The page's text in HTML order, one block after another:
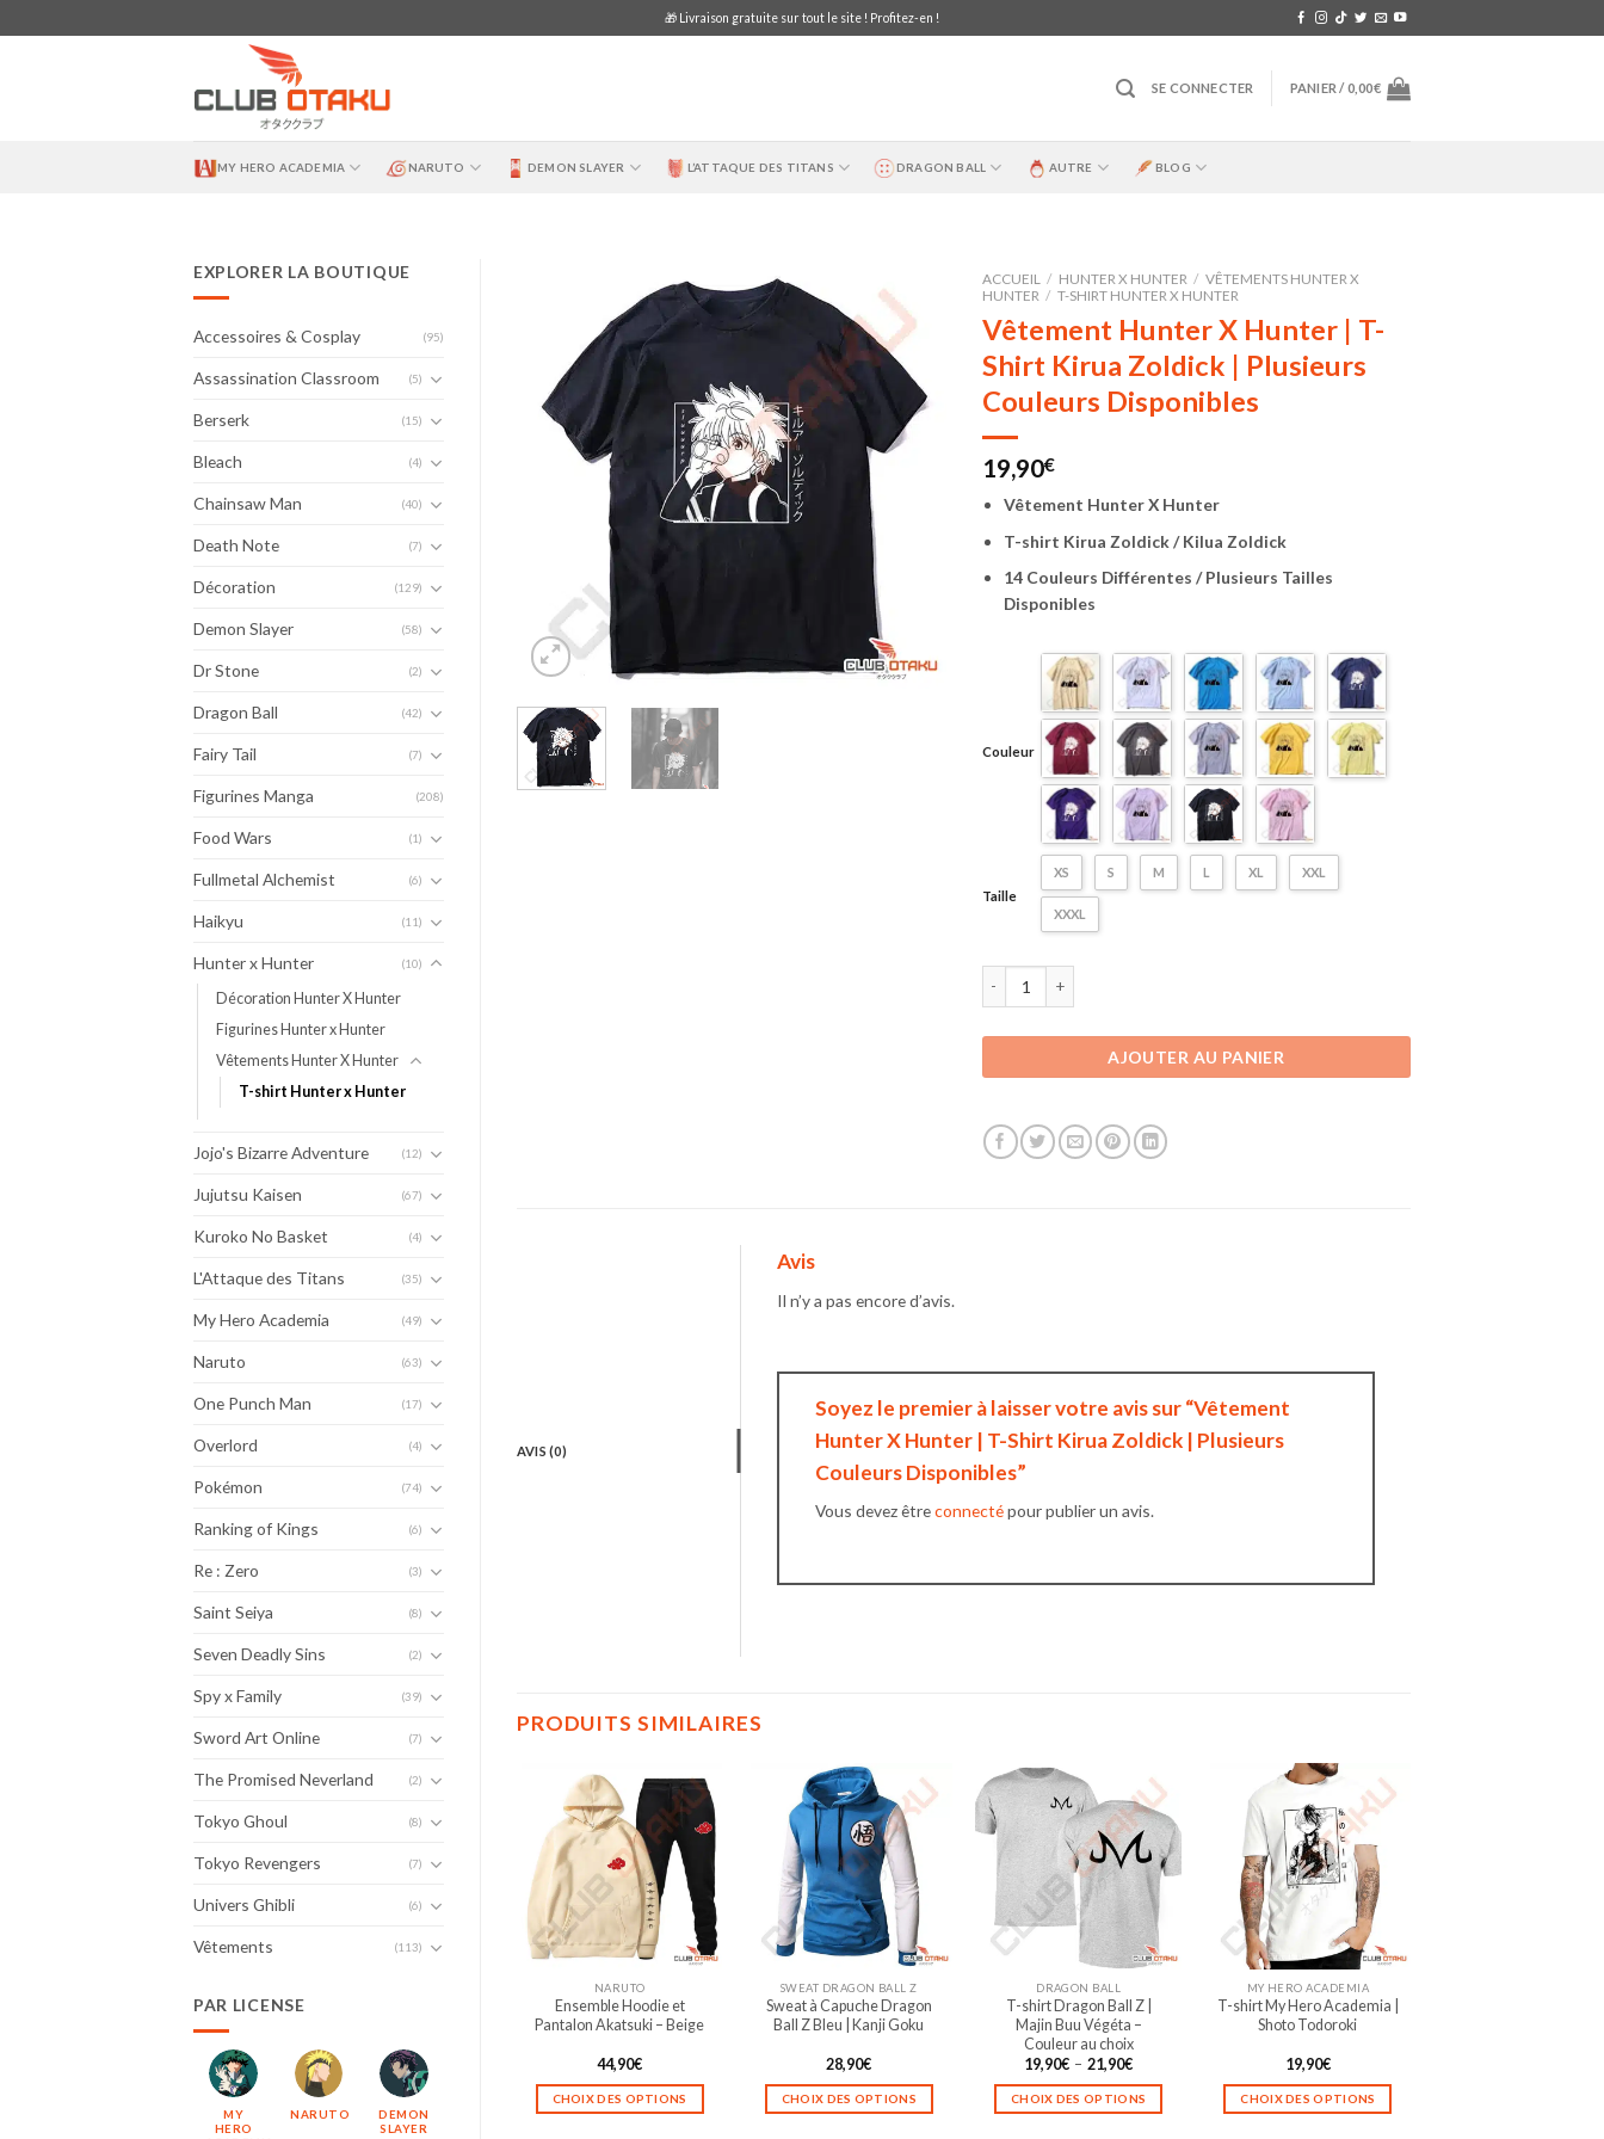
to
🎁 Livraison gratuite sur tout le site ! Profitez-en !
SE CONNECTER PANIER /0,00€
MY HERO ACADEMIA NARUTO DEMON SLAYER L’ATTAQUE DES TITANS DRAGON BALL AUTRE BLOG
EXPLORER LA BOUTIQUE
Accessoires & Cosplay (95)
Assassination Classroom (5)
Berserk (15)
Bleach (4)
Chainsaw Man (40)
Death Note (7)
Décoration (129)
Demon Slayer (58)
Dr Stone (2)
Dragon Ball (42)
Fairy Tail (7)
Figurines Manga (208)
Food Wars (1)
Fullmetal Alchemist (6)
Haikyu (11)
Hunter x Hunter (10)
Décoration Hunter X Hunter
Figurines Hunter x Hunter
Vêtements Hunter X Hunter
T-shirt Hunter x Hunter
Jojo's Bizarre Adventure (12)
Jujutsu Kaisen (67)
Kuroko No Basket (4)
L'Attaque des Titans (35)
My Hero Academia (49)
Naruto (63)
One Punch Man (17)
Overlord (4)
Pokémon (74)
Ranking of Kings (6)
Re : Zero (3)
Saint Seiya (8)
Seven Deadly Sins (2)
Spy x Family (39)
Sword Art Online (7)
The Promised Neverland (2)
Tokyo Ghoul (8)
Tokyo Revengers (7)
Univers Ghibli (6)
Vêtements (113)
PAR LICENSE
MY
HERO
NARUTO
DEMON
SLAYER
ACCUEIL / HUNTER X HUNTER / VÊTEMENTS HUNTER X
HUNTER / T-SHIRT HUNTER X HUNTER
Vêtement Hunter X Hunter | T-
Shirt Kirua Zoldick | Plusieurs
Couleurs Disponibles
19,90€
Vêtement Hunter X Hunter
T-shirt Kirua Zoldick / Kilua Zoldick
14 Couleurs Différentes / Plusieurs Tailles
Disponibles
Couleur
Taille
XS S M L XL XXL
XXXL
AJOUTER AU PANIER
AVIS (0)
Avis
Il n’y a pas encore d’avis.
Soyez le premier à laisser votre avis sur “Vêtement
Hunter X Hunter | T-Shirt Kirua Zoldick | Plusieurs
Couleurs Disponibles”
Vous devez êtreconnectépour publier un avis.
PRODUITS SIMILAIRES
NARUTO
Ensemble Hoodie et
Pantalon Akatsuki – Beige
44,90€
CHOIX DES OPTIONS
SWEAT DRAGON BALL Z
Sweat à Capuche Dragon
Ball Z Bleu | Kanji Goku
28,90€
CHOIX DES OPTIONS
DRAGON BALL
T-shirt Dragon Ball Z |
Majin Buu Végéta –
Couleur au choix
19,90€ – 21,90€Plage
prix :
19,90€
CHOIX DES OPTIONS
MY HERO ACADEMIA
T-shirt My Hero Academia |
Shoto Todoroki
19,90€
CHOIX DES OPTIONS